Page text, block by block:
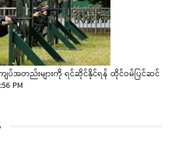
ျပ်အတည်းများကို ရင်ဆိုင်နိုင်ရန် ထိုင်ဝမ်ပြင်ဆင်
PM